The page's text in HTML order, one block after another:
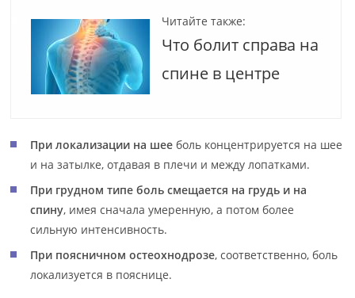
Читайте также:
Что болит справа на
спине в центре
При локализации на шее боль концентрируется на шее
и на затылке, отдавая в плечи и между лопатками.
При грудном типе боль смещается на грудь и на
спину, имея сначала умеренную, а потом более
сильную интенсивность.
При поясничном остеохнодрозе, соответственно, боль
локализуется в пояснице.